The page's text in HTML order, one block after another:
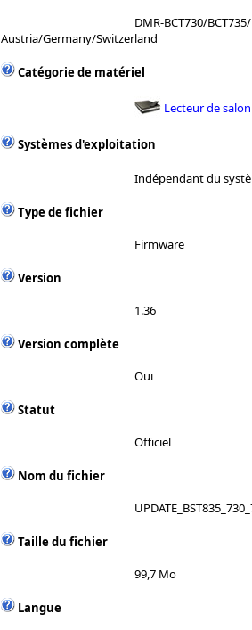
DMR-BCT730/
Austria/Germany/Switzerland
Catégorie de matériel
Lecteur de salon
Systèmes d'exploitation
Indépendant du
Type de fichier
Firmware
Version
1.36
Version complète
Oui
Statut
Officiel
Nom du fichier
Taille du fichier
99,7 Mo
Langue